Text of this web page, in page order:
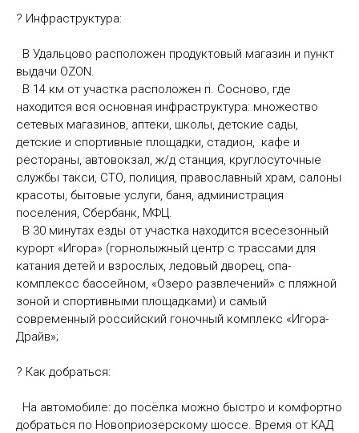
? Инфраструктура:
В Удальцово расположен продуктовый магазин и пункт
выдачи OZON.
В 14 км от участка расположен п. Сосново, где
находится вся основная инфраструктура: множество
сетевых магазинов, аптеки, школы, детские сады,
детские и спортивные площадки, стадион, кафе и
рестораны, автовокзал, ж/д станция, круглосуточные
службы такси, СТО, полиция, православный храм, салоны
красоты, бытовые услуги, баня, администрация
поселения, Сбербанк, МФЦ.
В 30 минутах езды от участка находится всесезонный
курорт «Игора» (горнолыжный центр с трассами для
катания детей и взрослых, ледовый дворец, спа-
комплексс бассейном, «Озеро развлечений» с пляжной
зоной и спортивными площадками) и самый
современный российский гоночный комплекс «Игора-
Драйв»;
? Как добраться:
На автомобиле: до посёлка можно быстро и комфортно
добраться по Новоприозерскому шоссе. Время от КАД